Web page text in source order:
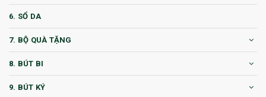
6. SỔ DA
7. BỘ QUÀ TẶNG
8. BÚT BI
9. BÚT KÝ